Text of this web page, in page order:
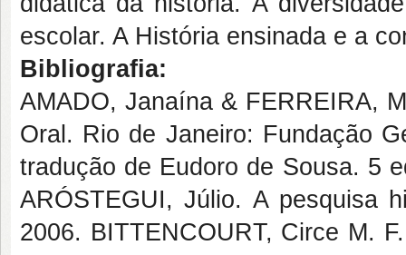
escolar. A História ensinada e a
Bibliografia:
AMADO, Janaína & FERREIRA,
Oral. Rio de Janeiro: Fundação
tradução de Eudoro de Sousa. 5
ARÓSTEGUI, Júlio. A pesquisa
2006. BITTENCOURT, Circe M.